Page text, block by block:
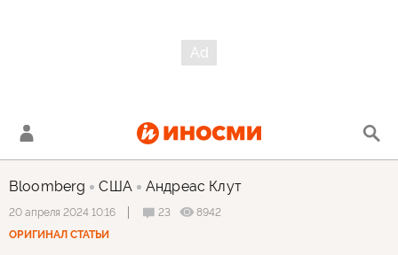
Bloomberg США Андреас Клут
20 апреля 2024 10:16 23
8942
ОРИГИНАЛ СТАТЬИ